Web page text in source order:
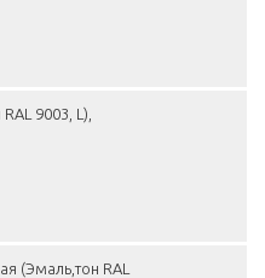
9003, L),
(Эмаль,тон RAL